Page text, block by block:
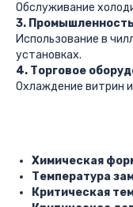
Обслуживание
3.
Использование в
установках.
4. Торговое
Охлаждение витрин
Химическая
Температура
Критическая